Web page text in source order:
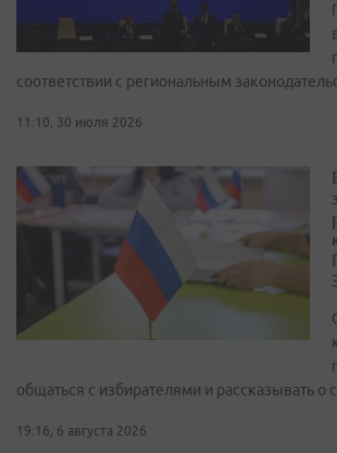
соответствии с региональным
11:10, 30 июля 2026
общаться с избирателями и рассказывать о
19:16, 6 августа 2026